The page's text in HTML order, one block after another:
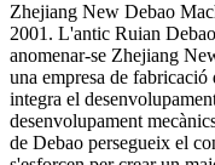
Zhejiang New Debao
2001. L'antic Ruian
anomenar-se Zhejiang
una empresa de
integra el
desenvolupament
de Debao persegueix el